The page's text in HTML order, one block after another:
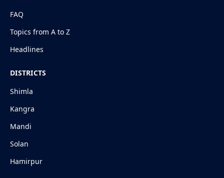
FAQ
Topics from A to Z
Headlines
DISTRICTS
Shimla
Kangra
Mandi
Solan
Hamirpur